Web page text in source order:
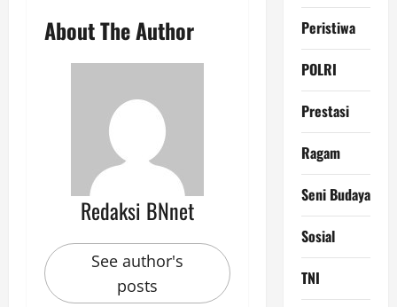
About The Author
Redaksi BNnet
See author's
posts
Peristiwa
POLRI
Prestasi
Ragam
Seni Budaya
Sosial
TNI